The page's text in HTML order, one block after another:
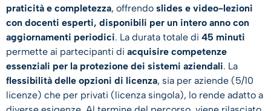
praticità e completezza, offrendo slides e video-lezioni
con docenti esperti, disponibili per un intero anno con
aggiornamenti periodici. La durata totale di 45 minuti
permette ai partecipanti di acquisire competenze
essenziali per la protezione dei sistemi aziendali. La
flessibilità delle opzioni di licenza, sia per aziende (5/10
licenze) che per privati (licenza singola), lo rende adatto a